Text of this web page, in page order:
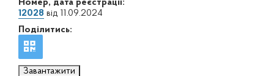
Номер, дата реєстрації:
12028 від 11.09.2024
Поділитись:
Завантажити